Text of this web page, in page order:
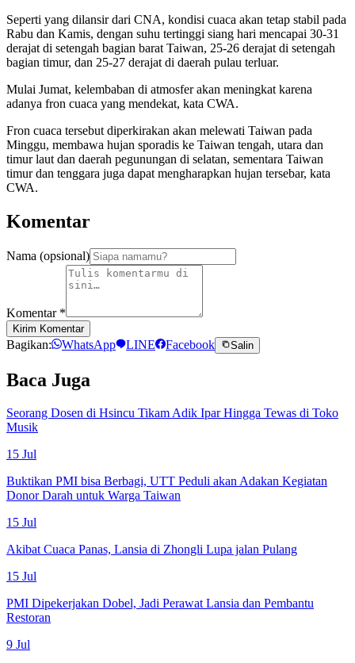
Seperti yang dilansir dari CNA, kondisi cuaca akan tetap stabil pada
Rabu dan Kamis, dengan suhu tertinggi siang hari mencapai 30-31
derajat di setengah bagian barat Taiwan, 25-26 derajat di setengah
bagian timur, dan 25-27 derajat di daerah pulau terluar.
Mulai Jumat, kelembaban di atmosfer akan meningkat karena
adanya fron cuaca yang mendekat, kata CWA.
Fron cuaca tersebut diperkirakan akan melewati Taiwan pada
Minggu, membawa hujan sporadis ke Taiwan tengah, utara dan
timur laut dan daerah pegunungan di selatan, sementara Taiwan
timur dan tenggara juga dapat mengharapkan hujan tersebar, kata
CWA.
Komentar
Nama (opsional)
Komentar *
Kirim Komentar
Bagikan: WhatsApp LINE Facebook Salin
Baca Juga
Seorang Dosen di Hsincu Tikam Adik Ipar Hingga Tewas di Toko
Musik
15 Jul
Buktikan PMI bisa Berbagi, UTT Peduli akan Adakan Kegiatan
Donor Darah untuk Warga Taiwan
15 Jul
Akibat Cuaca Panas, Lansia di Zhongli Lupa jalan Pulang
15 Jul
PMI Dipekerjakan Dobel, Jadi Perawat Lansia dan Pembantu
Restoran
9 Jul